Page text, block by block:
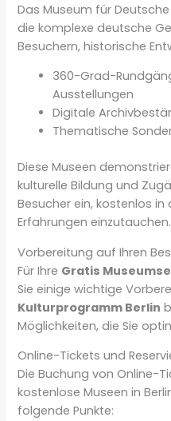
Das Museum für
die komplexe deutsche
Besuchern, historische
360-Grad-
Ausstellungen
Digitale
Thematische
Diese Museen
kulturelle Bildung und
Besucher ein, kostenlos
Erfahrungen einzutauchen.
Vorbereitung auf Ihren
Für Ihre Gratis
Sie einige wichtige
Kulturprogramm Berlin
Möglichkeiten, die Sie
Online-Tickets und
Die Buchung von Online-
kostenlose Museen in
folgende Punkte: